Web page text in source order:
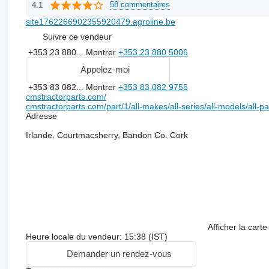
4.1 58 commentaires
site1762266902355920479.agroline.be
Suivre ce vendeur
+353 23 880... Montrer +353 23 880 5006
Appelez-moi
+353 83 082... Montrer +353 83 082 9755
cmstractorparts.com/
cmstractorparts.com/part/1/all-makes/all-series/all-models/all-
Adresse
Irlande, Courtmacsherry, Bandon Co. Cork
Afficher la carte
Heure locale du vendeur: 15:38 (IST)
Demander un rendez-vous